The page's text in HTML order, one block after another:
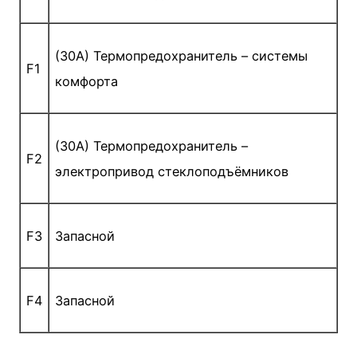
F1
(30A) Термопредохранитель – системы
комфорта
F2
(30A) Термопредохранитель –
электропривод стеклоподъёмников
F3 Запасной
F4 Запасной